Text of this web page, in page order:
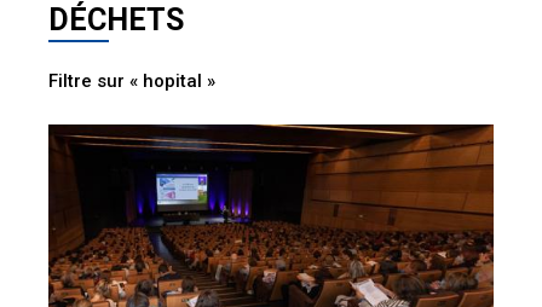
DÉCHETS
Filtre sur « hopital »